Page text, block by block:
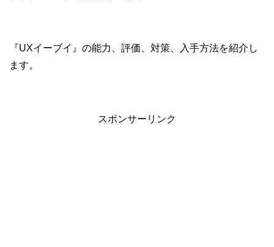
『UXイーブイ』の能力、評価、対策、入手方法を紹介し
ます。
スポンサーリンク